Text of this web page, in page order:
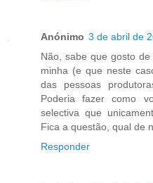
Anónimo 3 de abril de
Não, sabe que gosto
minha (e que neste
das pessoas
Poderia fazer como
selectiva que
Fica a questão, qual de
Responder